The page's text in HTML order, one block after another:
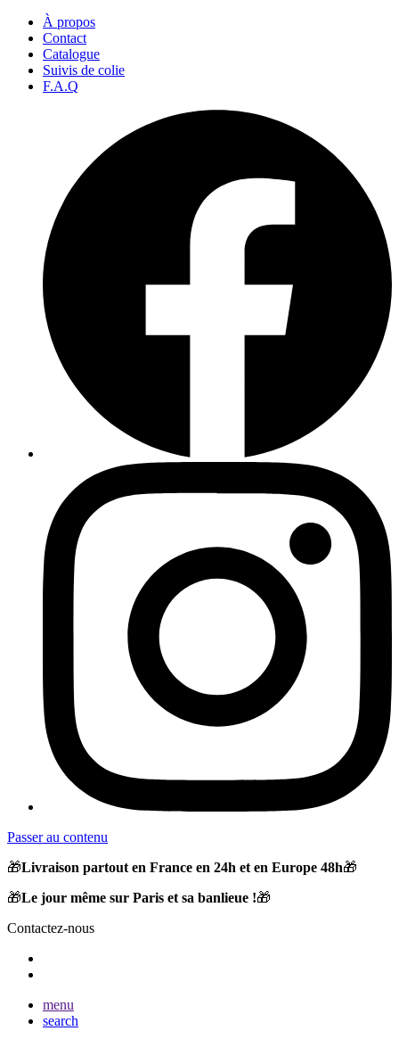
À propos
Contact
Catalogue
Suivis de colie
F.A.Q
Passer au contenu
🎁Livraison partout en France en 24h et en Europe 48h🎁
🎁Le jour même sur Paris et sa banlieue !🎁
Contactez-nous
menu
search